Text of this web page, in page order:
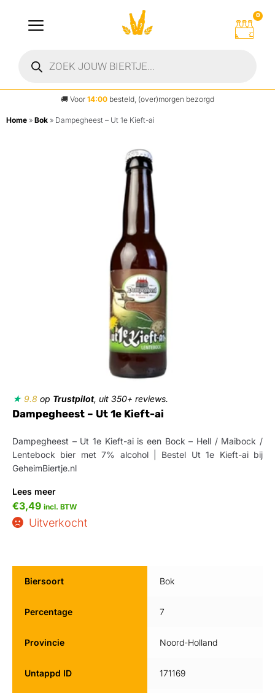
0
🚚 Voor 14:00 besteld, (over)morgen bezorgd
Home » Bok » Dampegheest – Ut 1e Kieft-ai
★ 9.8 op Trustpilot, uit 350+ reviews.
Dampegheest – Ut 1e Kieft-ai
Dampegheest – Ut 1e Kieft-ai is een Bock – Hell / Maibock /
Lentebock bier met 7% alcohol | Bestel Ut 1e Kieft-ai bij
GeheimBiertje.nl
Lees meer
€3,49 incl. BTW
Uitverkocht
Biersoort Bok
Percentage 7
Provincie Noord-Holland
Untappd ID 171169